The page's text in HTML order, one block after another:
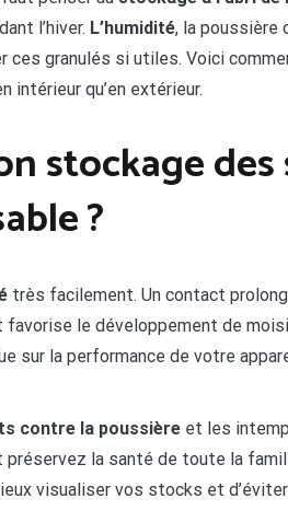
l’hiver. L’humidité, la poussière
ces granulés si utiles. Voici
intérieur qu’en extérieur.
stockage des
?
très facilement. Un contact
favorise le développement de
sur la performance de votre
contre la poussière et les
la santé de toute la
visualiser vos stocks et